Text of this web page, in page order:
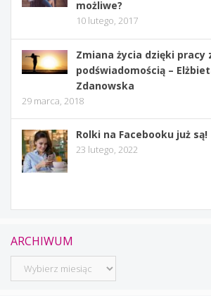
możliwe?
10 lutego, 2017
Zmiana życia dzięki pracy
podświadomością –
Zdanowska
29 marca, 2018
Rolki na Facebooku już są!
23 lutego, 2022
ARCHIWUM
Archiwum